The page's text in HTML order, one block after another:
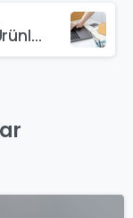
İnternette En Çok Satılan Ürünler Nelerdir?